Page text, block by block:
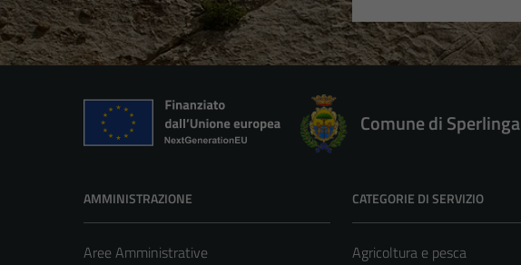
Comune di Sperlinga
AMMINISTRAZIONE
Aree Amministrative
CATEGORIE DI SERVIZIO
Agricoltura e pesca